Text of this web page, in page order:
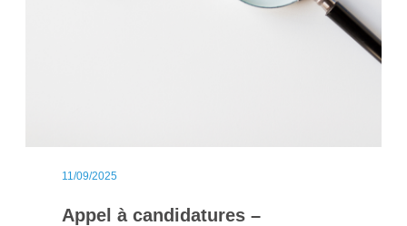
11/09/2025
Appel à candidatures –